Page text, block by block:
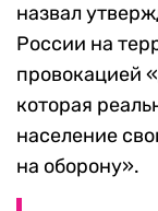
назвал
России на
провокацией
которая
население
на оборону».